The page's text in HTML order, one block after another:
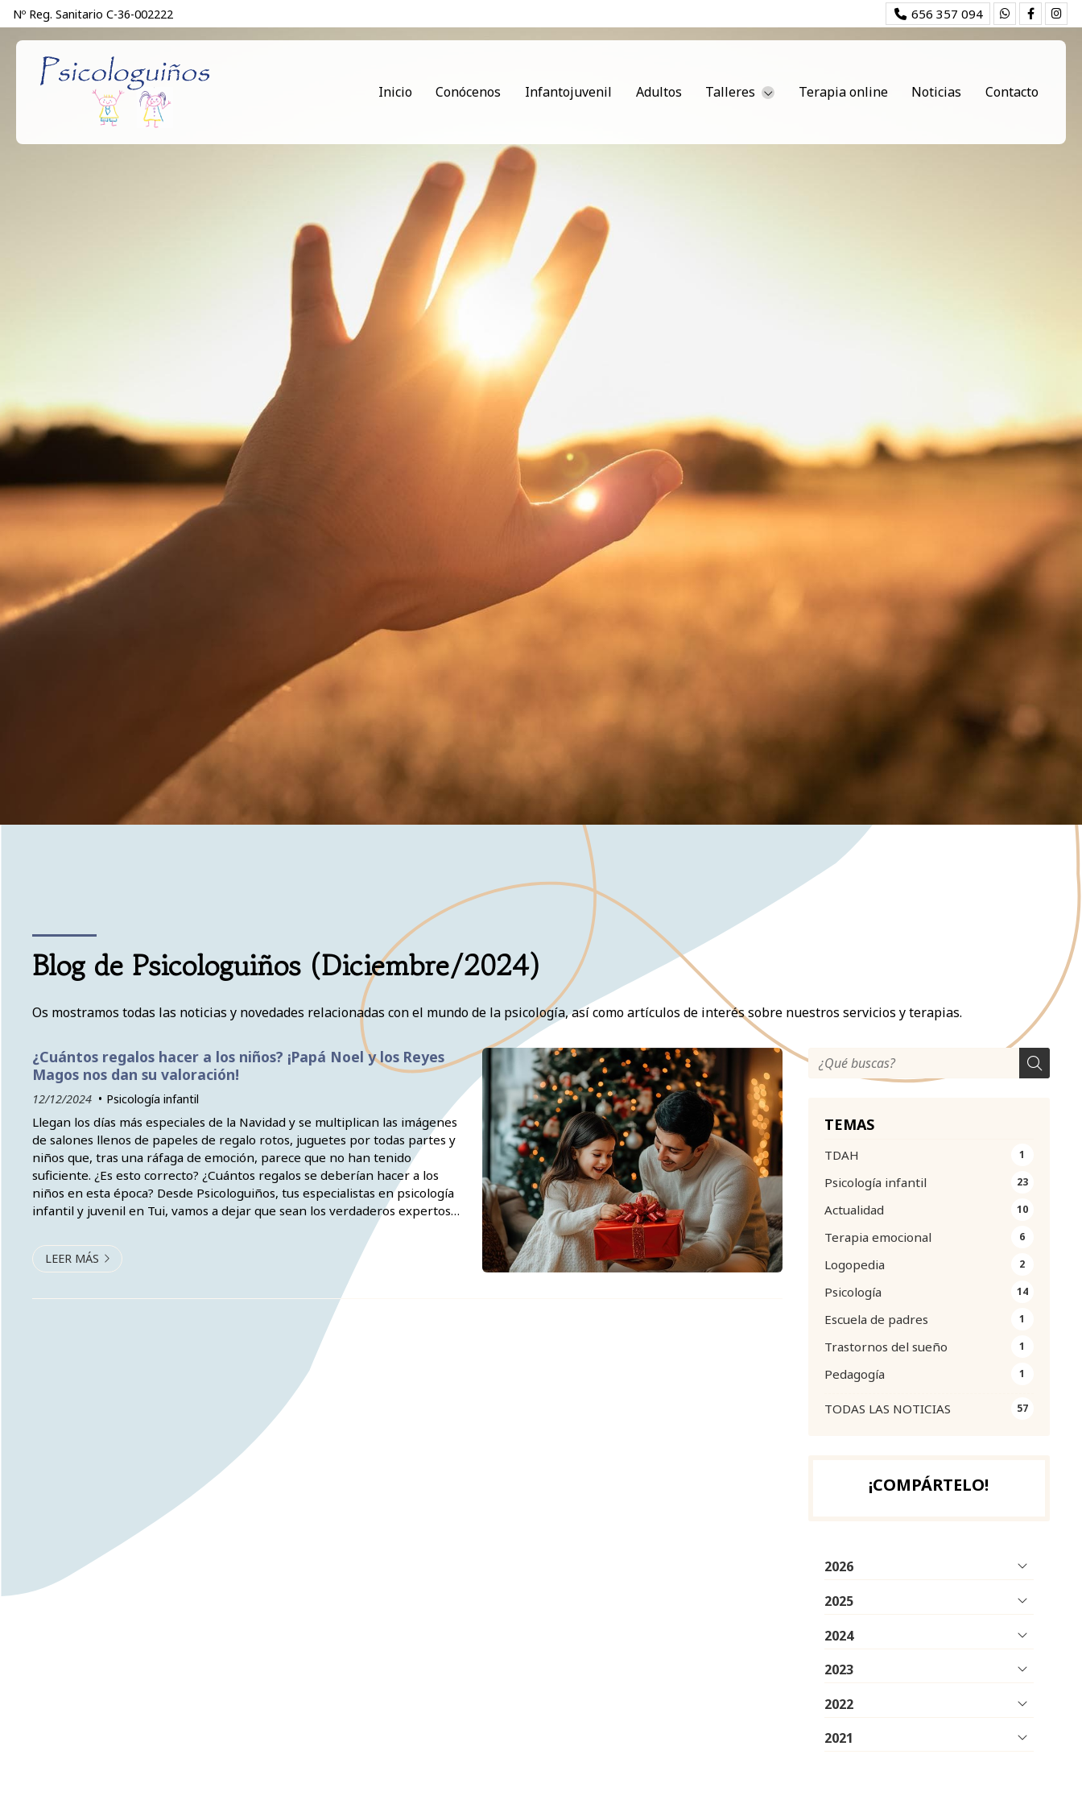
Nº Reg. Sanitario C-36-002222 656 357 094
Inicio Conócenos Infantojuvenil Adultos Talleres Terapia online Noticias Contacto
Blog de Psicologuiños (Diciembre/2024)
Os mostramos todas las noticias y novedades relacionadas con el mundo de la psicología, así como artículos de interés sobre nuestros servicios y terapias.
TEMAS
TODAS LAS NOTICIAS 57
TDAH 1
Psicología infantil 23
Actualidad 10
Terapia emocional 6
Logopedia 2
Psicología 14
Escuela de padres 1
Trastornos del sueño 1
Pedagogía 1
¿Cuántos regalos hacer a los niños? ¡Papá Noel y los Reyes
Magos nos dan su valoración!
12/12/2024 Psicología infantil
Llegan los días más especiales de la Navidad y se multiplican las imágenes
de salones llenos de papeles de regalo rotos, juguetes por todas partes y
niños que, tras una ráfaga de emoción, parece que no han tenido
suficiente. ¿Es esto correcto? ¿Cuántos regalos se deberían hacer a los
niños en esta época? Desde Psicologuiños, tus especialistas en psicología
infantil y juvenil en Tui, vamos a dejar que sean los verdaderos expertos
los que den respuesta a la pregunta: Papá Noel y los Reyes Magos se...
LEER MÁS
¡COMPÁRTELO!
2026
2025
2024
2023
2022
2021